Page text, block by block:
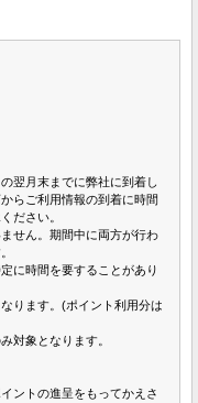
翌月末までに弊社に到着し
らご利用情報の到着に時間
ださい。
せん。期間中に両方が行わ
に時間を要することがあり
ります。(ポイント利用分は
対象となります。
ントの進呈をもってかえさ